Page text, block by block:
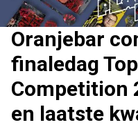
Oranjebar
finaledag
Competition
en laatste